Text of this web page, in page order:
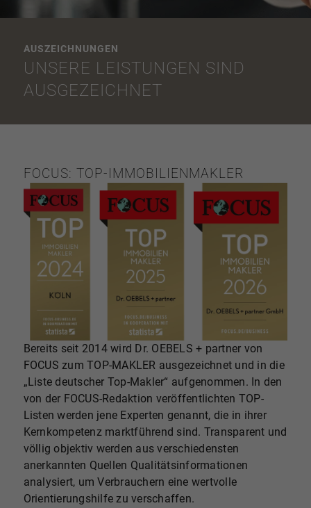
AUSZEICHNUNGEN
UNSERE LEISTUNGEN SIND
AUSGEZEICHNET
FOCUS: TOP-IMMOBILIENMAKLER
Bereits seit 2014 wird Dr. OEBELS + partner von
FOCUS zum TOP-MAKLER ausgezeichnet und in die
„Liste deutscher Top-Makler“ aufgenommen. In den
von der FOCUS-Redaktion veröffentlichten TOP-
Listen werden jene Experten genannt, die in ihrer
Kernkompetenz marktführend sind. Transparent und
völlig objektiv werden aus verschiedensten
anerkannten Quellen Qualitätsinformationen
analysiert, um Verbrauchern eine wertvolle
Orientierungshilfe zu verschaffen.